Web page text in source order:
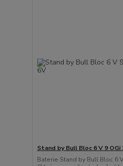
Stand by Bull Bloc 6 V 9 OGi
Baterie Stand by Bull Bloc 6